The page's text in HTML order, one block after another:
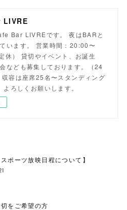
LIVRE
Bar LIVREです。 夜はBARと
います。 営業時間：20:00〜
休） 貸切やイベント、お誕生
なども募集しております。（24
容は座席25名〜スタンディング
ろしくお願いします。
ポーツ放映日程について】
をご希望の方